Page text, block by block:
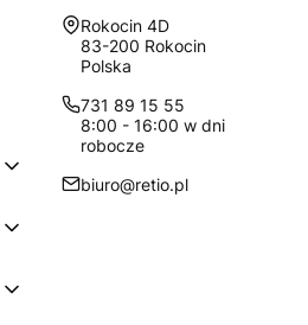
Adres:
Rokocin 4D
83-200 Rokocin
Polska
731 89 15 55
8:00 - 16:00 w dni
robocze
biuro@retio.pl